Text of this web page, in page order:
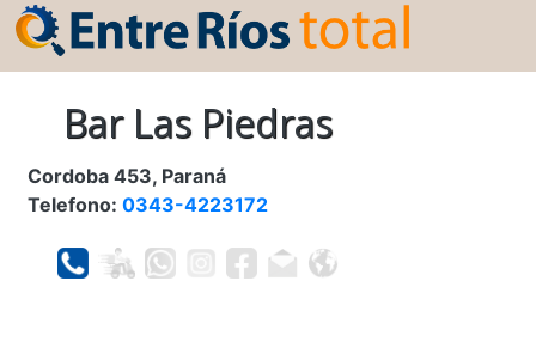
Bar Las Piedras
Cordoba 453, Paraná
Telefono: 0343-4223172